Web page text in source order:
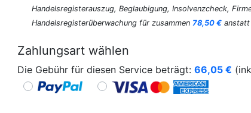
Handelsregisterauszug, Beglaubigung, Insolvenzcheck,
Handelsregisterüberwachung für zusammen 78,50 € anstatt
Zahlungsart wählen
Die Gebühr für diesen Service beträgt: 66,05 €